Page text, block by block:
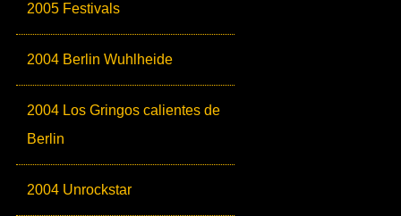
2005 Festivals
2004 Berlin Wuhlheide
2004 Los Gringos calientes de
Berlin
2004 Unrockstar